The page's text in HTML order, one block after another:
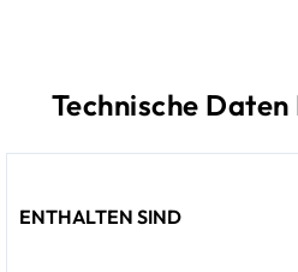
Technische
ENTHALTEN SIND